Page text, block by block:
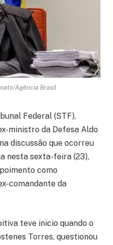
Agência Brasil
Federal (STF),
ministro da Defesa Aldo
discussão que ocorreu
nesta sexta-feira (23),
como
comandante da
teve inicio quando o
Torres, questionou